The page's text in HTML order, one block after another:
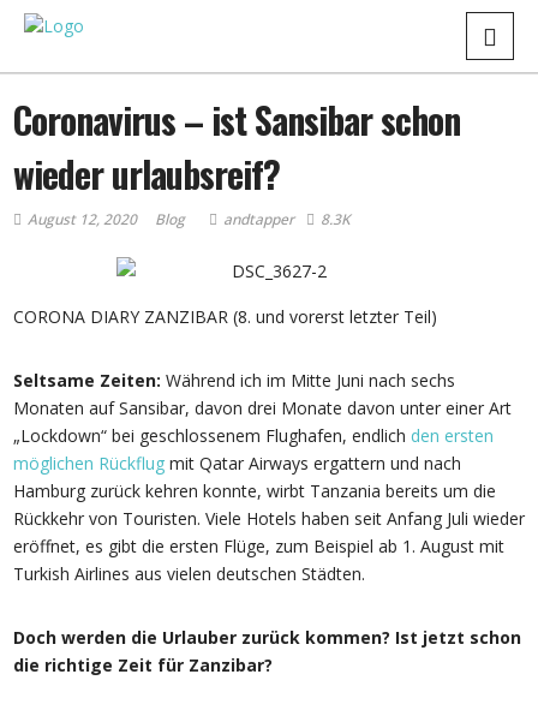
Coronavirus – ist Sansibar schon
wieder urlaubsreif?
August 12, 2020 Blog andtapper 8.3K
CORONA DIARY ZANZIBAR (8. und vorerst letzter Teil)
Seltsame Zeiten: Während ich im Mitte Juni nach sechs
Monaten auf Sansibar, davon drei Monate davon unter einer Art
„Lockdown“ bei geschlossenem Flughafen, endlich den ersten
möglichen Rückflug mit Qatar Airways ergattern und nach
Hamburg zurück kehren konnte, wirbt Tanzania bereits um die
Rückkehr von Touristen. Viele Hotels haben seit Anfang Juli wieder
eröffnet, es gibt die ersten Flüge, zum Beispiel ab 1. August mit
Turkish Airlines aus vielen deutschen Städten.
Doch werden die Urlauber zurück kommen? Ist jetzt schon
die richtige Zeit für Zanzibar?